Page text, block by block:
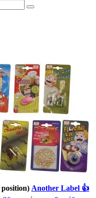
Another Label 👍